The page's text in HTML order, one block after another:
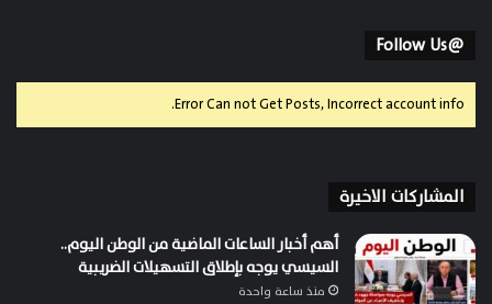
@Follow Us
Error Can not Get Posts, Incorrect account info.
المشاركات الاخيرة
أهم أخبار الساعات الماضية من الوطن اليوم..
السيسي يوجه بإطلاق التسهيلات الضريبية
منذ ساعة واحدة